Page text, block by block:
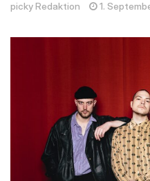
picky Redaktion 1.